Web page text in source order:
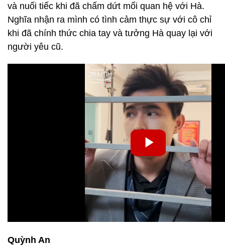
và nuối tiếc khi đã chấm dứt mối quan hệ với Hà.
Nghĩa nhận ra mình có tình cảm thực sự với cô chỉ
khi đã chính thức chia tay và tưởng Hà quay lại với
người yêu cũ.
Quỳnh An